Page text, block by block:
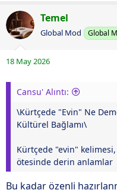
Temel
Global Mod Global
18 May 2026
Cansu' Alıntı:
\Kürtçede "Evin" Ne
Kültürel Bağlamı\
Kürtçede "evin"
ötesinde derin anlamlar
Bu kadar özenli